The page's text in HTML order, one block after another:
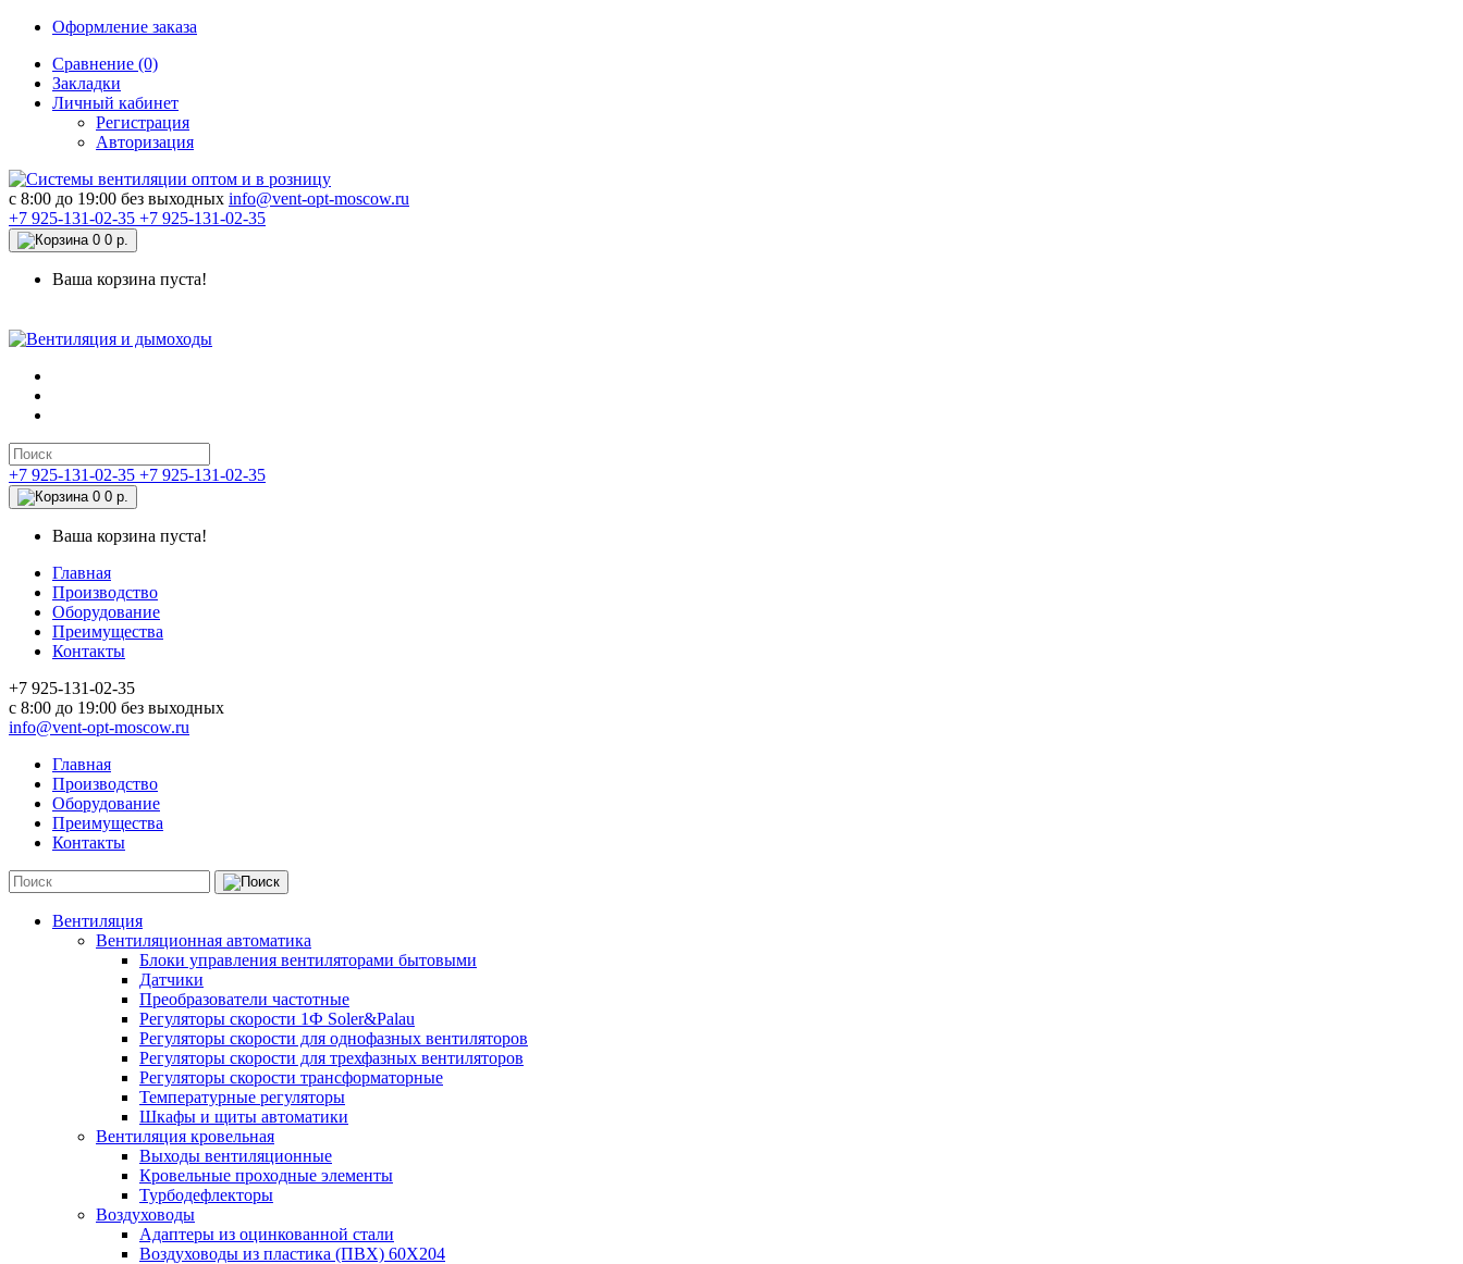
Оформление заказа
Сравнение (0)
Закладки
Личный кабинет
Регистрация
Авторизация
c 8:00 до 19:00 без выходных info@vent-opt-moscow.ru
+7 925-131-02-35 +7 925-131-02-35
0 0 р.
Ваша корзина пуста!
+7 925-131-02-35 +7 925-131-02-35
0 0 р.
Ваша корзина пуста!
Главная
Производство
Оборудование
Преимущества
Контакты
+7 925-131-02-35
c 8:00 до 19:00 без выходных
info@vent-opt-moscow.ru
Главная
Производство
Оборудование
Преимущества
Контакты
Вентиляция
Вентиляционная автоматика
Блоки управления вентиляторами бытовыми
Датчики
Преобразователи частотные
Регуляторы скорости 1Ф Soler&Palau
Регуляторы скорости для однофазных вентиляторов
Регуляторы скорости для трехфазных вентиляторов
Регуляторы скорости трансформаторные
Температурные регуляторы
Шкафы и щиты автоматики
Вентиляция кровельная
Выходы вентиляционные
Кровельные проходные элементы
Турбодефлекторы
Воздуховоды
Адаптеры из оцинкованной стали
Воздуховоды из пластика (ПВХ) 60Х204